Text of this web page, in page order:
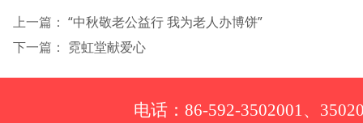
上一篇： “中秋敬老公益行 我为老人办博饼”
下一篇： 霓虹堂献爱心
电话：86-592-3502001、